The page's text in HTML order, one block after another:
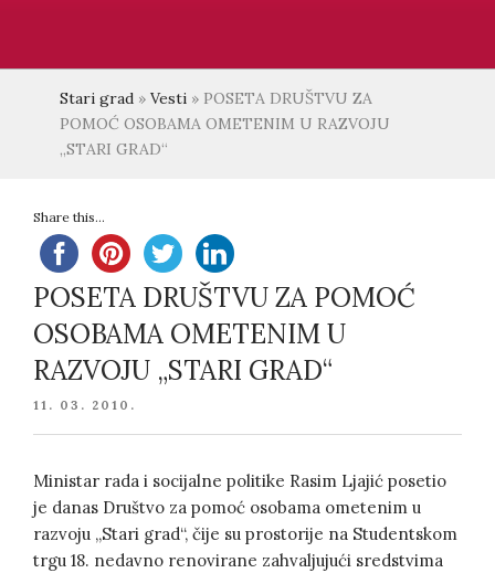
Stari grad » Vesti » POSETA DRUŠTVU ZA
POMOĆ OSOBAMA OMETENIM U RAZVOJU
„STARI GRAD“
Share this...
POSETA DRUŠTVU ZA POMOĆ
OSOBAMA OMETENIM U
RAZVOJU „STARI GRAD“
POSTED
11. 03. 2010.
Ministar rada i socijalne politike Rasim Ljajić posetio
je danas Društvo za pomoć osobama ometenim u
razvoju „Stari grad“, čije su prostorije na Studentskom
trgu 18. nedavno renovirane zahvaljujući sredstvima